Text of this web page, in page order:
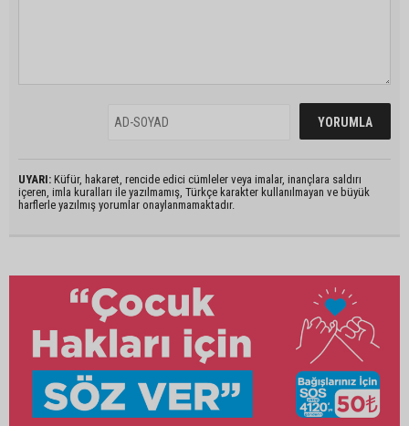
UYARI: Küfür, hakaret, rencide edici cümleler veya imalar, inançlara saldırı
içeren, imla kuralları ile yazılmamış, Türkçe karakter kullanılmayan ve büyük
harflerle yazılmış yorumlar onaylanmamaktadır.